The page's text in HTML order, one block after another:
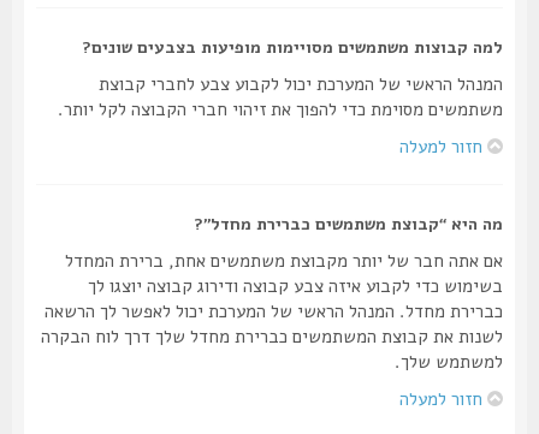
למה קבוצות משתמשים מסויימות מופיעות בצבעים שונים?
המנהל הראשי של המערכת יכול לקבוע צבע לחברי קבוצת
משתמשים מסוימת כדי להפוך את זיהוי חברי הקבוצה לקל יותר.
חזור למעלה
מה היא “קבוצת משתמשים כברירת מחדל”?
אם אתה חבר של יותר מקבוצת משתמשים אחת, ברירת המחדל
בשימוש כדי לקבוע איזה צבע קבוצה ודירוג קבוצה יוצגו לך
כברירת מחדל. המנהל הראשי של המערכת יכול לאפשר לך הרשאה
לשנות את קבוצת המשתמשים כברירת מחדל שלך דרך לוח הבקרה
למשתמש שלך.
חזור למעלה